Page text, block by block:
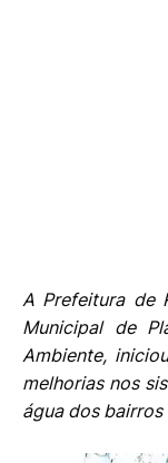
A Prefeitura de
Municipal de
Ambiente,
melhorias nos
água dos bairros